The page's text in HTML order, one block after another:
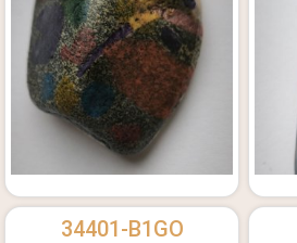
34401-B1GO